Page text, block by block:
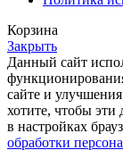
Корзина
Закрыть
Данный сайт
сайте и
хотите, чтобы эти
в настройках
обработки